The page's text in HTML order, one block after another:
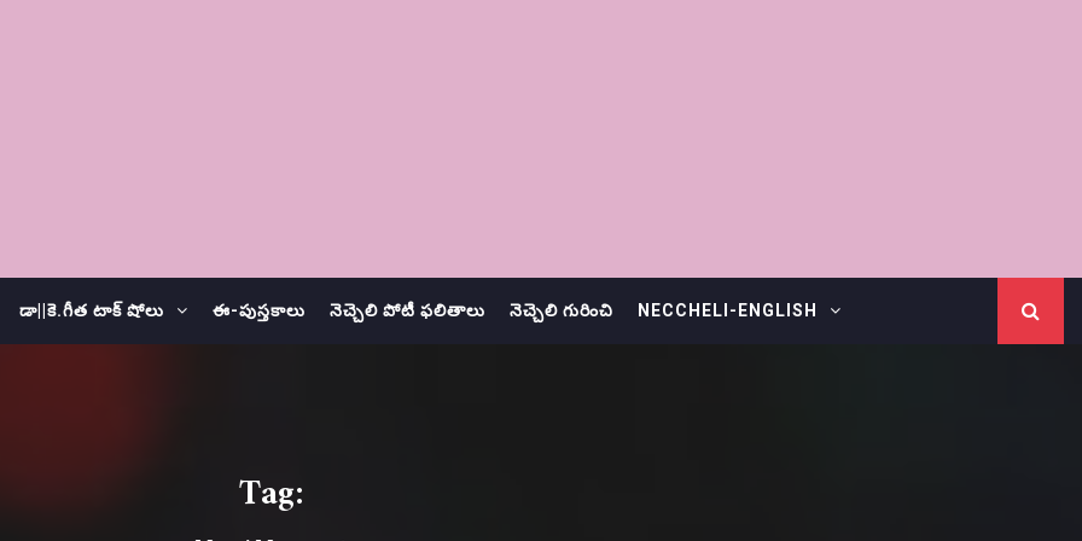
డా||కె.గీత టాక్ షోలు ఈ-పుస్తకాలు నెచ్చెలి పోటీ ఫలితాలు నెచ్చెలి గురించి NECCHELI-ENGLISH
Tag: